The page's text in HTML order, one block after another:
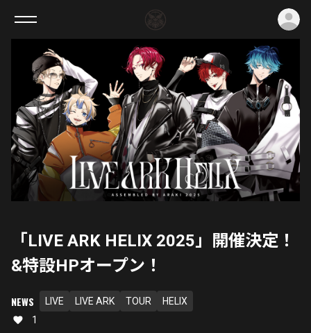
「LIVE ARK HELIX 2025」開催決定！
&特設HPオープン！
NEWS LIVE LIVE ARK TOUR
HELIX
1